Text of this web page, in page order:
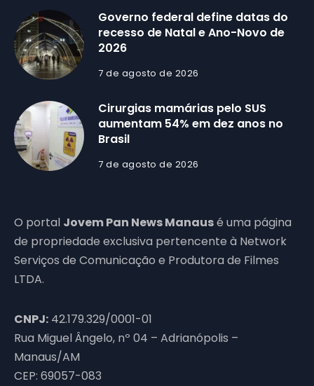
Governo federal define datas do
recesso de Natal e Ano-Novo de
2026
7 de agosto de 2026
Cirurgias mamárias pelo SUS
aumentam 54% em dez anos no
Brasil
7 de agosto de 2026
O portal Jovem Pan News Manausé uma página
de propriedade exclusiva pertencente à Network
Serviços de Comunicação e Produtora de Filmes
LTDA.
CNPJ: 42.179.329/0001-01
Rua Miguel Ângelo, nº 04 – Adrianópolis –
Manaus/AM
CEP: 69057-083